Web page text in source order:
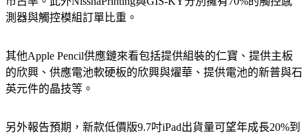
測器與觸控模組訂單比重。
其他Apple Pencil供應鏈來看包括提供組裝的仁寶、提供主板
的欣興、供應電池軟硬板的欣興與燿華、提供電池的新普與石
英元件的晶技等。
另外報告預期，新款低價版9.7吋iPad出貨量可望年成長20%到